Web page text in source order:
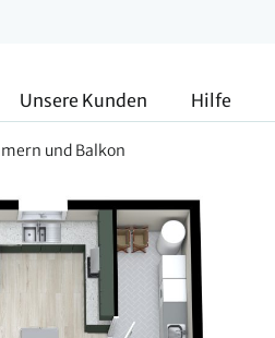
Unsere Kunden Hilfe
und Balkon